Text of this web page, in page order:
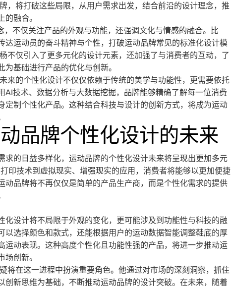
，将打破这些局限，从用户需求出发，结合前沿的设计理念，推
融合。
，不仅关注产品的外观与功能，还强调文化与情感的融合。比
达运动员的奋斗精神与个性，打破运动品牌常见的标准化设计模
不仅引入了更多元化的设计元素，还加强了与消费者的互动，了
基础进行产品的优化与创新。
来的个性化设计不仅仅依赖于传统的美学与功能性，更需要依托
AI技术、数据分析与大数据挖掘，品牌能够精确了解每一位消费
定制个性化产品。这种结合科技与设计的创新方式，将成为运动
品牌个性化设计的未来
求的日益多样化，运动品牌的个性化设计未来将呈现出更加多元
印技术到虚拟现实、增强现实的应用，消费者将能够以更加便捷
动品牌将不再仅仅是简单的产品生产商，而是个性化需求的提供
化设计将不局限于外观的变化，更可能涉及到功能性与科技的融
以选择颜色和款式，还能根据用户的运动数据智能调整鞋底的厚
运动表现。这种高度个性化且功能性强的产品，将进一步推动运
创新。
将在这一进程中扮演重要角色。他通过对市场的深刻洞察，抓住
创新思维为基础，不断推动运动品牌的设计突破。在未来，随着